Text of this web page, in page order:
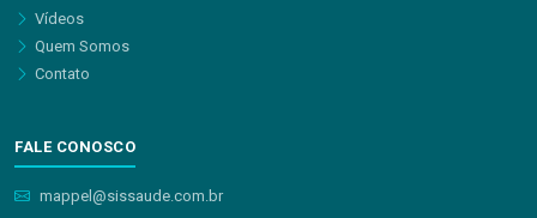
Vídeos
Quem Somos
Contato
FALE CONOSCO
mappel@sissaude.com.br